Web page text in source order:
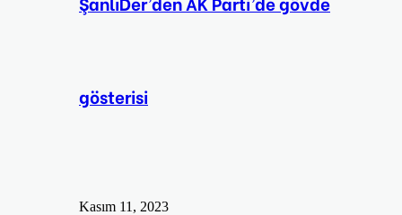
gösterisi
Kasım 11, 2023